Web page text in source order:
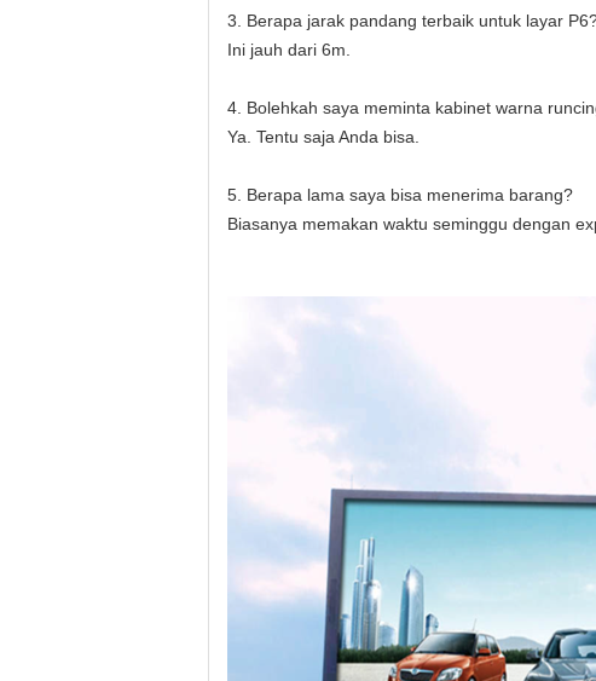
3. Berapa jarak pandang terbaik untuk layar
Ini jauh dari 6m.
4. Bolehkah saya meminta kabinet warna
Ya. Tentu saja Anda bisa.
5. Berapa lama saya bisa menerima barang?
Biasanya memakan waktu seminggu dengan